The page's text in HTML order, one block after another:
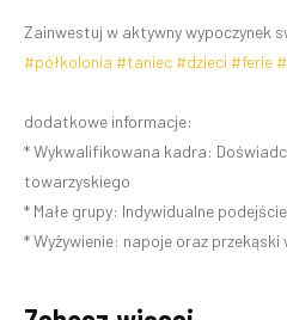
Zainwestuj w aktywny wypoczynek
#półkolonia #taniec #dzieci #ferie
dodatkowe informacje:
* Wykwalifikowana kadra:
towarzyskiego
* Małe grupy: Indywidualne
* Wyżywienie: napoje oraz przekąski